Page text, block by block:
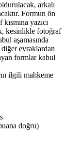
arkalı
Formun ön
yazıcı
kesinlikle fotoğraf
aşamasında
evraklardan
formlar kabul
ilgili mahkeme
doğru)